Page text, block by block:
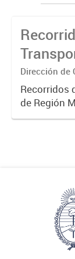
Buenos
Dirección de
Transporte,
Recorridos
de Región
Aires